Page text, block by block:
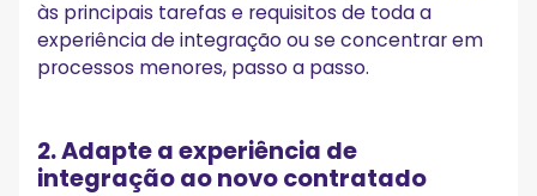
às principais tarefas e requisitos de toda a
experiência de integração ou se concentrar em
processos menores, passo a passo.
2. Adapte a experiência de
integração ao novo contratado